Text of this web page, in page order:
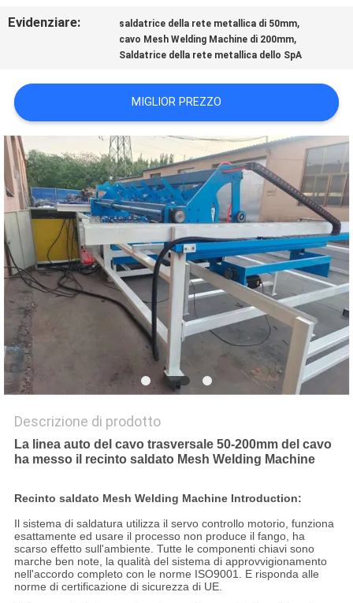
CONTATTICI
CITAZIONE
MAPPA
DEL
SITO
PRIVACY
POLICY
Evidenziare: saldatrice della rete metallica di 50mm,
cavo Mesh Welding Machine di 200mm,
Saldatrice della rete metallica dello SpA
MIGLIOR PREZZO
Descrizione di prodotto
La linea auto del cavo trasversale 50-200mm del cavo
ha messo il recinto saldato Mesh Welding Machine
Recinto saldato Mesh Welding Machine Introduction:
Il sistema di saldatura utilizza il servo controllo motorio, funziona
esattamente ed usare il processo non produce il fango, ha
scarso effetto sull'ambiente. Tutte le componenti chiavi sono
marche ben note, la qualità del sistema di approvvigionamento
nell'accordo completo con le norme ISO9001. E risponda alle
norme di certificazione di sicurezza di UE.